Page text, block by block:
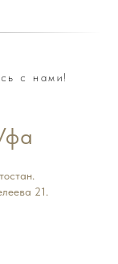
с нами!
21.